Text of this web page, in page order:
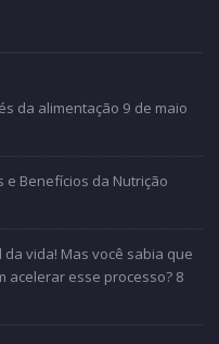
da alimentação 9 de maio
e Benefícios da Nutrição
vida! Mas você sabia que
acelerar esse processo? 8